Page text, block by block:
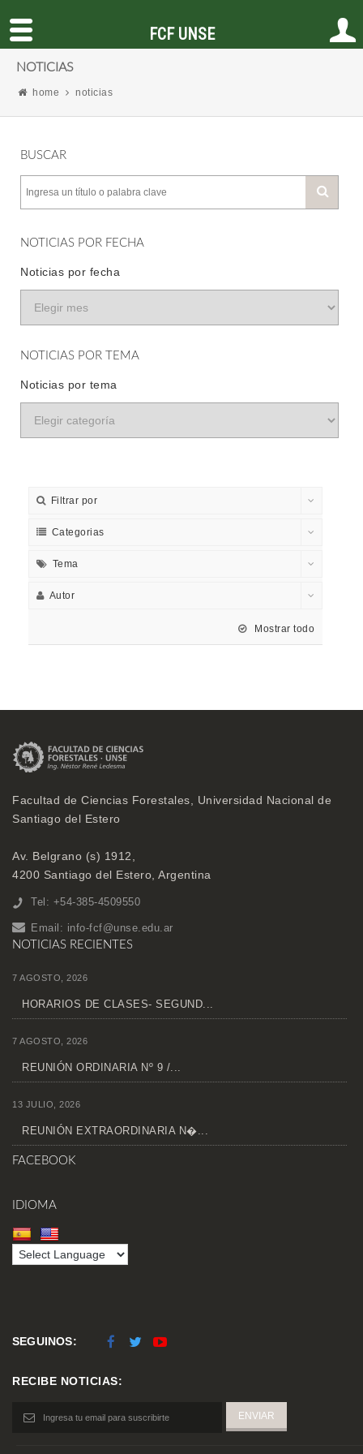
NOTICIAS
home noticias
BUSCAR
NOTICIAS POR FECHA
Noticias por fecha
NOTICIAS POR TEMA
Noticias por tema
Filtrar por
Categorias
Tema
Autor
Mostrar todo
Facultad de Ciencias Forestales, Universidad Nacional de
Santiago del Estero
Av. Belgrano (s) 1912,
4200 Santiago del Estero, Argentina
Tel: +54-385-4509550
Email: info-fcf@unse.edu.ar
NOTICIAS RECIENTES
7 AGOSTO, 2026
HORARIOS DE CLASES- SEGUND...
7 AGOSTO, 2026
REUNIÓN ORDINARIA Nº 9 /...
13 JULIO, 2026
REUNIÓN EXTRAORDINARIA N�...
FACEBOOK
IDIOMA
SEGUINOS:
RECIBE NOTICIAS:
FCF UNSE